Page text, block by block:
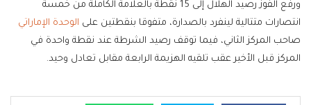
ورفع الفوز رصيد الهلال إلى 15 نقطة بالعلامة الكاملة من خمسة
انتصارات متتالية لينفرد بالصدارة، متفوقا بنقطتين على الوحدة الإماراتي
صاحب المركز الثاني، فيما توقف رصيد الشرطة عند نقطة واحدة في
المركز قبل الأخير عقب تلقيه الهزيمة الرابعة مقابل تعادل وحيد.